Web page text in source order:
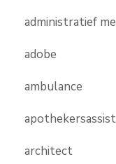
administratief
adobe
ambulance
architect